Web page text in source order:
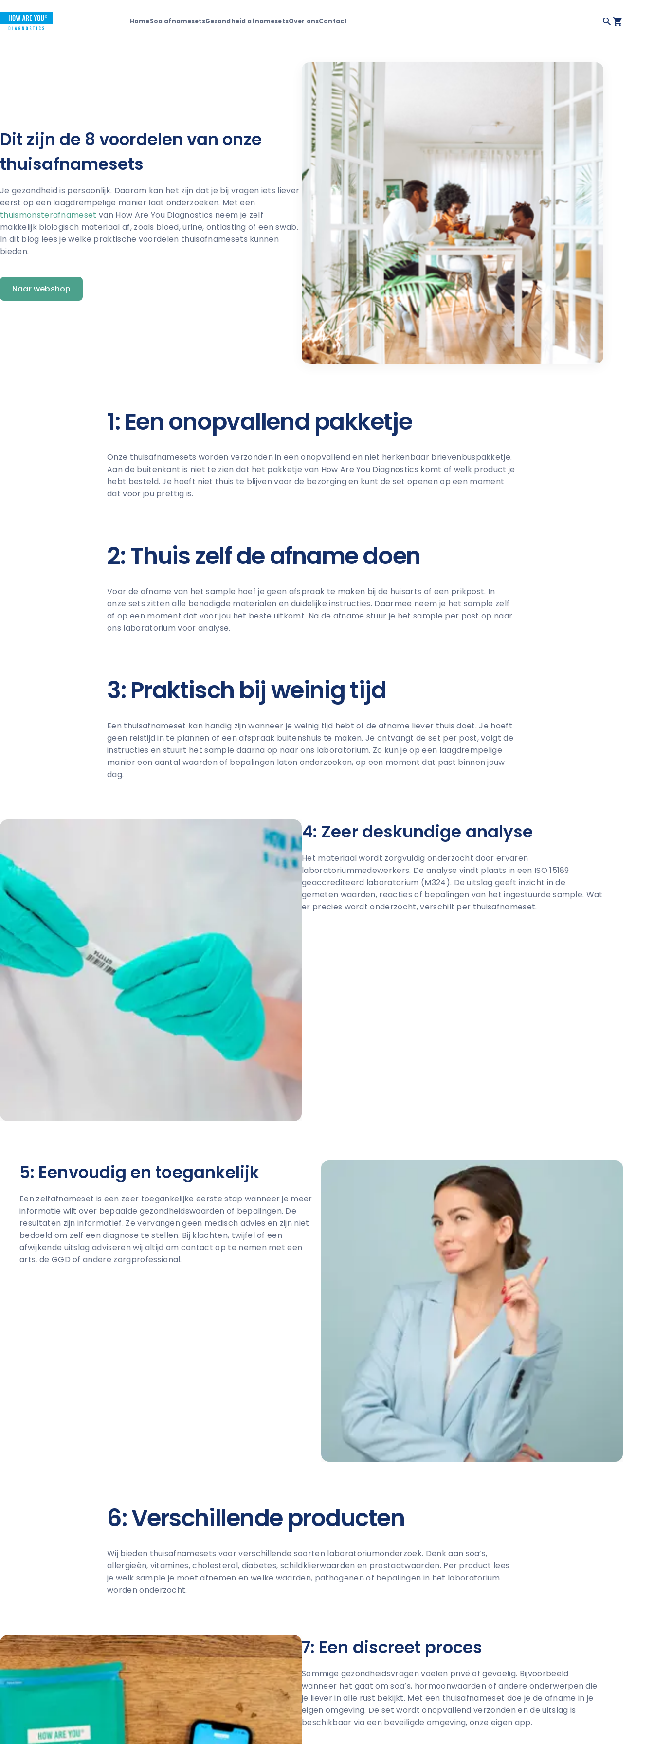
HomeSoa afnamesetsGezondheid afnamesetsOver onsContact
Dit zijn de 8 voordelen van onze
thuisafnamesets
Je gezondheid is persoonlijk. Daarom kan het zijn dat je bij vragen iets liever
eerst op een laagdrempelige manier laat onderzoeken. Met een
thuismonsterafnameset van How Are You Diagnostics neem je zelf
makkelijk biologisch materiaal af, zoals bloed, urine, ontlasting of een swab.
In dit blog lees je welke praktische voordelen thuisafnamesets kunnen
bieden.
Naar webshop
1: Een onopvallend pakketje
Onze thuisafnamesets worden verzonden in een onopvallend en niet herkenbaar brievenbuspakketje.
Aan de buitenkant is niet te zien dat het pakketje van How Are You Diagnostics komt of welk product je
hebt besteld. Je hoeft niet thuis te blijven voor de bezorging en kunt de set openen op een moment
dat voor jou prettig is.
2: Thuis zelf de afname doen
Voor de afname van het sample hoef je geen afspraak te maken bij de huisarts of een prikpost. In
onze sets zitten alle benodigde materialen en duidelijke instructies. Daarmee neem je het sample zelf
af op een moment dat voor jou het beste uitkomt. Na de afname stuur je het sample per post op naar
ons laboratorium voor analyse.
3: Praktisch bij weinig tijd
Een thuisafnameset kan handig zijn wanneer je weinig tijd hebt of de afname liever thuis doet. Je hoeft
geen reistijd in te plannen of een afspraak buitenshuis te maken. Je ontvangt de set per post, volgt de
instructies en stuurt het sample daarna op naar ons laboratorium. Zo kun je op een laagdrempelige
manier een aantal waarden of bepalingen laten onderzoeken, op een moment dat past binnen jouw
dag.
4: Zeer deskundige analyse
Het materiaal wordt zorgvuldig onderzocht door ervaren
laboratoriummedewerkers. De analyse vindt plaats in een ISO 15189
geaccrediteerd laboratorium (M324). De uitslag geeft inzicht in de
gemeten waarden, reacties of bepalingen van het ingestuurde sample. Wat
er precies wordt onderzocht, verschilt per thuisafnameset.
5: Eenvoudig en toegankelijk
Een zelfafnameset is een zeer toegankelijke eerste stap wanneer je meer
informatie wilt over bepaalde gezondheidswaarden of bepalingen. De
resultaten zijn informatief. Ze vervangen geen medisch advies en zijn niet
bedoeld om zelf een diagnose te stellen. Bij klachten, twijfel of een
afwijkende uitslag adviseren wij altijd om contact op te nemen met een
arts, de GGD of andere zorgprofessional.
6: Verschillende producten
Wij bieden thuisafnamesets voor verschillende soorten laboratoriumonderzoek. Denk aan soa’s,
allergieën, vitamines, cholesterol, diabetes, schildklierwaarden en prostaatwaarden. Per product lees
je welk sample je moet afnemen en welke waarden, pathogenen of bepalingen in het laboratorium
worden onderzocht.
7: Een discreet proces
Sommige gezondheidsvragen voelen privé of gevoelig. Bijvoorbeeld
wanneer het gaat om soa’s, hormoonwaarden of andere onderwerpen die
je liever in alle rust bekijkt. Met een thuisafnameset doe je de afname in je
eigen omgeving. De set wordt onopvallend verzonden en de uitslag is
beschikbaar via een beveiligde omgeving, onze eigen app.